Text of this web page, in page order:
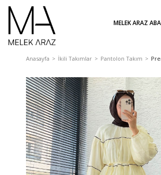
MELEK ARAZ
Anasayfa İkili Takımlar Pantolon Takım